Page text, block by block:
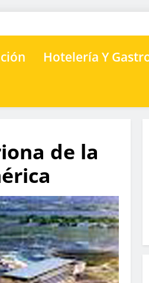
Hotelería Y
de la